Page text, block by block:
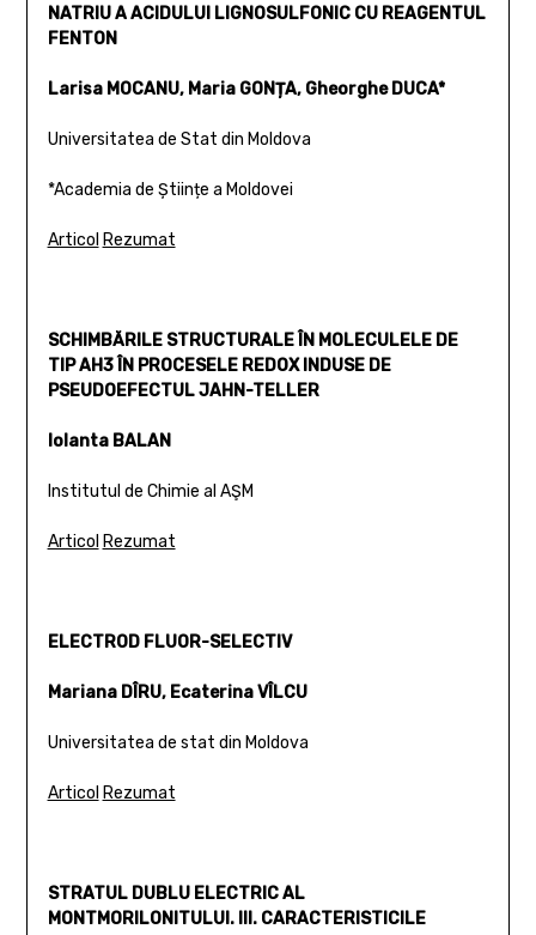
NATRIU A ACIDULUI LIGNOSULFONIC CU REAGENTUL
FENTON
Larisa MOCANU, Maria GONȚA, Gheorghe DUCA*
Universitatea de Stat din Moldova
*Academia de Științe a Moldovei
Articol Rezumat
SCHIMBĂRILE STRUCTURALE ÎN MOLECULELE DE
TIP AH3 ÎN PROCESELE REDOX INDUSE DE
PSEUDOEFECTUL JAHN-TELLER
Iolanta BALAN
Institutul de Chimie al AŞM
Articol Rezumat
ELECTROD FLUOR-SELECTIV
Mariana DÎRU, Ecaterina VÎLCU
Universitatea de stat din Moldova
Articol Rezumat
STRATUL DUBLU ELECTRIC AL
MONTMORILONITULUI. III. CARACTERISTICILE